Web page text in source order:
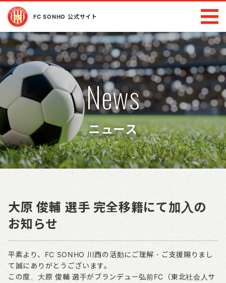
FC SONHO 公式サイト
News
ニュース
大原 俊輔 選手 完全移籍にて加入の
お知らせ
平素より、FC SONHO 川西の活動にご理解・ご支援賜りまし
て誠にありがとうございます。
この度、大原 俊輔 選手がブランデュー弘前FC（東北社会人サ